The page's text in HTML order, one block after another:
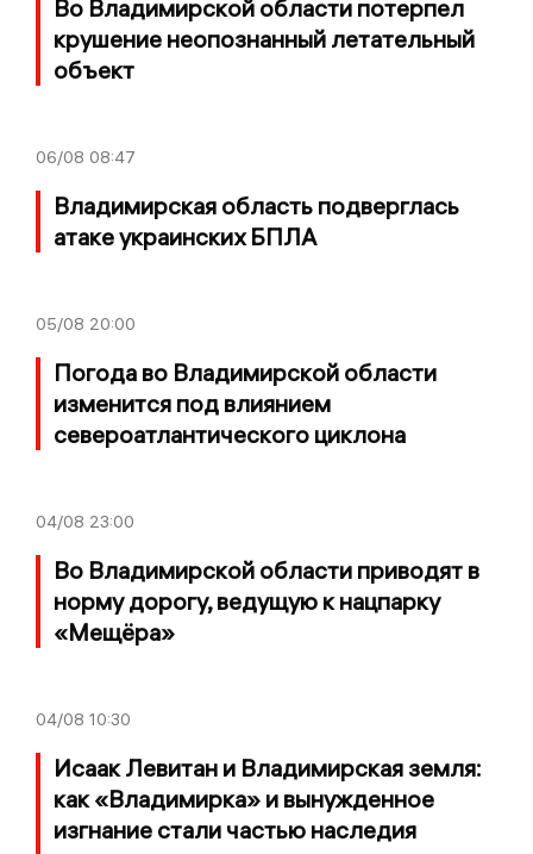
Во Владимирской области потерпел
крушение неопознанный летательный
объект
06/08 08:47
Владимирская область подверглась
атаке украинских БПЛА
05/08 20:00
Погода во Владимирской области
изменится под влиянием
североатлантического циклона
04/08 23:00
Во Владимирской области приводят в
норму дорогу, ведущую к нацпарку
«Мещёра»
04/08 10:30
Исаак Левитан и Владимирская земля:
как «Владимирка» и вынужденное
изгнание стали частью наследия